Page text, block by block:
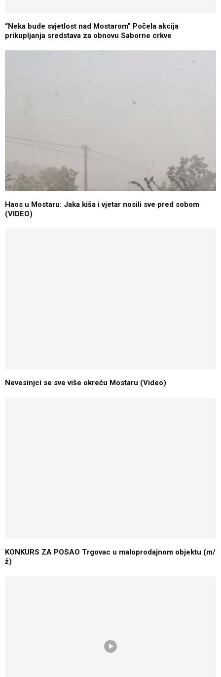
“Neka bude svjetlost nad Mostarom” Počela akcija
prikupljanja sredstava za obnovu Saborne crkve
Haos u Mostaru: Jaka kiša i vjetar nosili sve pred sobom
(VIDEO)
Nevesinjci se sve više okreću Mostaru (Video)
KONKURS ZA POSAO Trgovac u maloprodajnom objektu (m/
ž)